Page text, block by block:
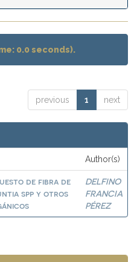
0.0 seconds).
previous 1 next
Author(s)
de fibra de
spp y otros
DELFINO
FRANCIA
PÉREZ